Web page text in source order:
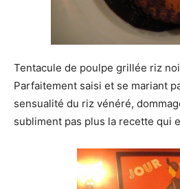
Tentacule de poulpe grillée riz
Parfaitement saisi et se mariant
sensualité du riz vénéré,
subliment pas plus la recette qui